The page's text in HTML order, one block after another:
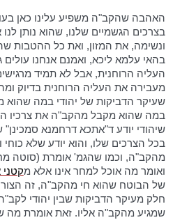
האהבה שהקב"ה משפיע עלינו כאן
בצרכים הגשמיים שלנו, שהוא נותן
ונשימה, את המזון, ואת כל ההטבות
בהאי עלמא ליכא, ואמנם אנחנו עולים
העליה הרוחנית, אבל לא תמיד
מעבירה את העליה הרוחנית בדיוק
שעיקר הדביקות של יהודי במה
במה שהוא מקבל מהקב"ה את צרכיו
שיהודי יודע ד"אתכא דרחמנא
בכל הצרכים שלו, והוא יודע שלא
מהקב"ה, וכמו שהגמ' אומרת (סוטה
ואומר מה אוכל למחר אינו אלא מ
של הבוטח שהוא חי מהקב"ה, זה
חלק מעיקר הדביקות שבין יהודי
שמגיע מהקב"ה אליו. זאת אומרת מה